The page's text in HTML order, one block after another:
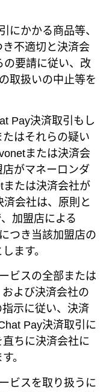
にかかる商品等、
不適切と決済会
の要請に従い、改
取扱いの中止等を
Pay決済取引もし
はそれらの疑い
または決済会
がマネーロンダ
または決済会社が
会社は、原則と
加盟店による
つき当該加盟店の
ます。
ビスの全部または
よび決済会社の
示に従い、決済
Pay決済取引に
ちに決済会社に
。
ビスを取り扱うに